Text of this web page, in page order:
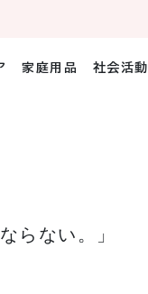
家庭用品 社会活動
らない。」